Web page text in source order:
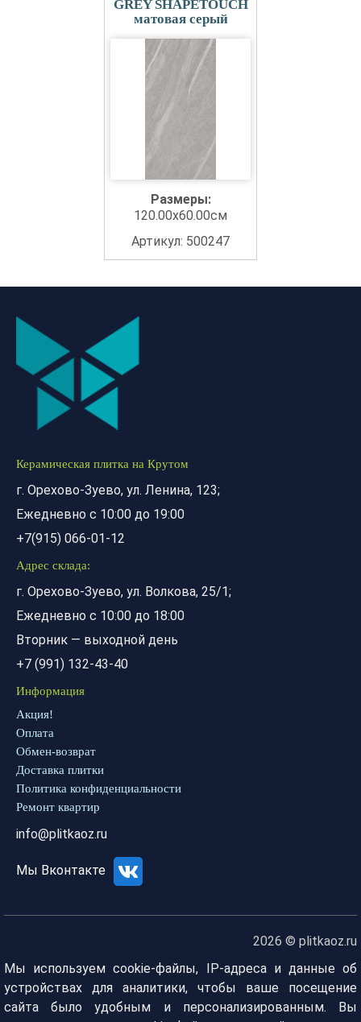
GREY SHAPETOUCH
матовая серый
Размеры:
120.00x60.00см
Артикул: 500247
Керамическая плитка на Крутом
г. Орехово-Зуево, ул. Ленина, 123;
Ежедневно с 10:00 до 19:00
+7(915) 066-01-12
Адрес склада:
г. Орехово-Зуево, ул. Волкова, 25/1;
Ежедневно с 10:00 до 18:00
Вторник — выходной день
+7 (991) 132-43-40
Информация
Акция!
Оплата
Обмен-возврат
Доставка плитки
Политика конфиденциальности
Ремонт квартир
info@plitkaoz.ru
Мы Вконтакте
2026 © plitkaoz.ru
Мы используем cookie-файлы, IP-адреса и данные об
устройствах для аналитики, чтобы ваше посещение
сайта было удобным и персонализированным. Вы